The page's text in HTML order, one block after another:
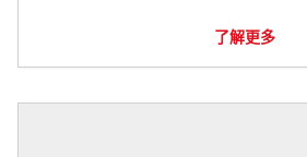
了解更多